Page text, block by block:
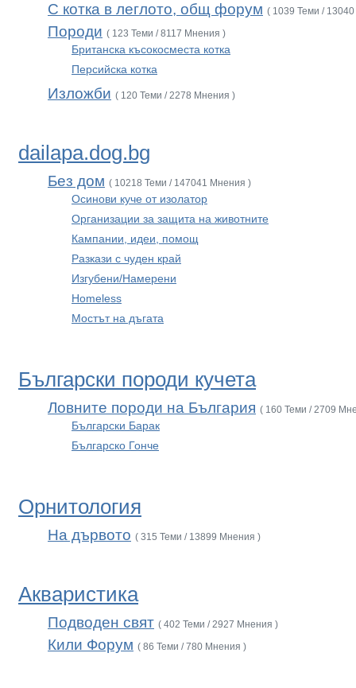
С котка в леглото, общ форум ( 1039 Теми /
Породи ( 123 Теми / 8117 Мнения )
Британска късокосместа котка
Персийска котка
Изложби ( 120 Теми / 2278 Мнения )
dailapa.dog.bg
Без дом ( 10218 Теми / 147041 Мнения )
Осинови куче от изолатор
Организации за защита на животните
Кампании, идеи, помощ
Разкази с чуден край
Изгубени/Намерени
Homeless
Мостът на дъгата
Български породи кучета
Ловните породи на България ( 160 Теми / 2709
Български Барак
Българско Гонче
Орнитология
На дървото ( 315 Теми / 13899 Мнения )
Акваристика
Подводен свят ( 402 Теми / 2927 Мнения )
Кили Форум ( 86 Теми / 780 Мнения )